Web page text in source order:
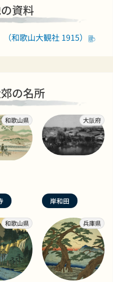
資料
和歌山大観社 1915）
の名所
和歌山県 大阪府
岸和田
和歌山県 兵庫県